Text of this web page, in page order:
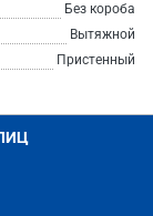
Без короба
Вытяжной
Пристенный